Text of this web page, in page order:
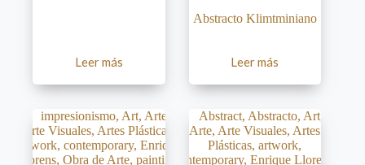
Leer más
Abstracto Klimtminiano
Leer más